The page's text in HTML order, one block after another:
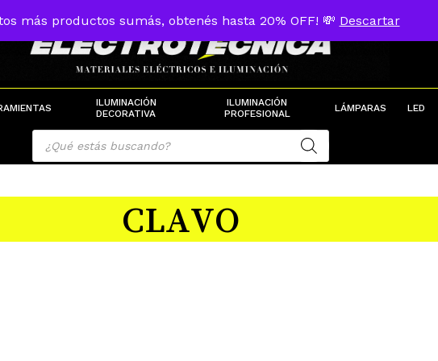
más productos sumás, obtenés hasta 20% OFF! 💸 Descartar
ILUMINACIÓN
DECORATIVA
ILUMINACIÓN
PROFESIONAL
LÁMPARAS LED
Cart
Products
search
CLAVO